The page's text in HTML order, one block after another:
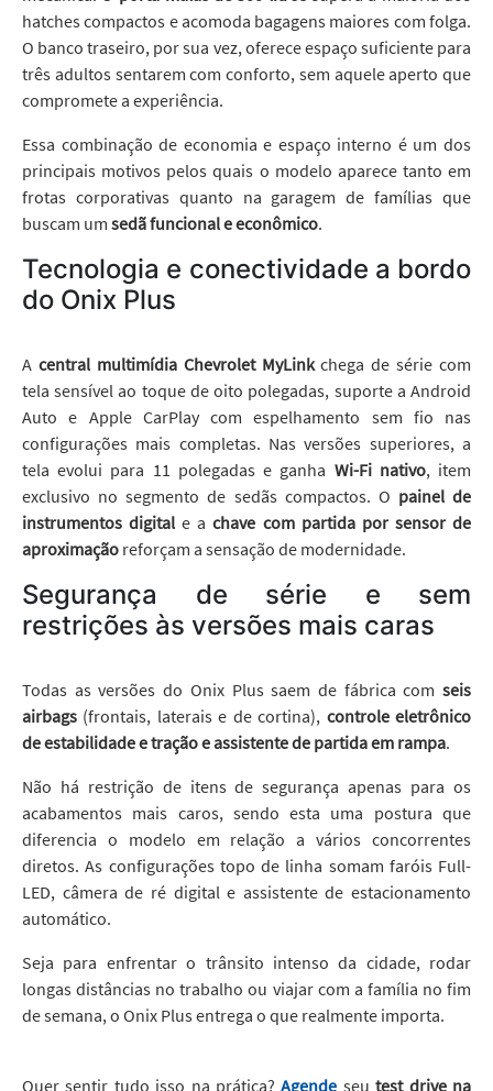
hatches compactos e acomoda bagagens maiores com folga.
O banco traseiro, por sua vez, oferece espaço suficiente para
três adultos sentarem com conforto, sem aquele aperto que
compromete a experiência.
Essa combinação de economia e espaço interno é um dos
principais motivos pelos quais o modelo aparece tanto em
frotas corporativas quanto na garagem de famílias que
buscam um sedã funcional e econômico.
Tecnologia e conectividade a bordo
do Onix Plus
A central multimídia Chevrolet MyLinkchega de série com
tela sensível ao toque de oito polegadas, suporte a Android
Auto e Apple CarPlay com espelhamento sem fio nas
configurações mais completas. Nas versões superiores, a
tela evolui para 11 polegadas e ganha Wi-Fi nativo, item
exclusivo no segmento de sedãs compactos. O painel de
instrumentos digital e achave com partida por sensor de
aproximação reforçam a sensação de modernidade.
Segurança de série e sem
restrições às versões mais caras
Todas as versões do Onix Plus saem de fábrica com seis
airbags (frontais, laterais e de cortina), controle eletrônico
de estabilidade e tração e assistente de partida em rampa.
Não há restrição de itens de segurança apenas para os
acabamentos mais caros, sendo esta uma postura que
diferencia o modelo em relação a vários concorrentes
diretos. As configurações topo de linha somam faróis Full-
LED, câmera de ré digital e assistente de estacionamento
automático.
Seja para enfrentar o trânsito intenso da cidade, rodar
longas distâncias no trabalho ou viajar com a família no fim
de semana, o Onix Plus entrega o que realmente importa.
Quer sentir tudo isso na prática?Agende seutest drive na